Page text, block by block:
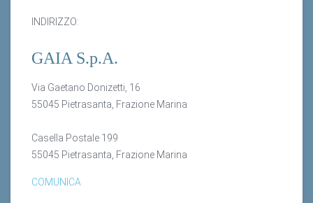
INDIRIZZO:
GAIA S.p.A.
Via Gaetano Donizetti, 16
55045 Pietrasanta, Frazione Marina
Casella Postale 199
55045 Pietrasanta, Frazione Marina
COMUNICA